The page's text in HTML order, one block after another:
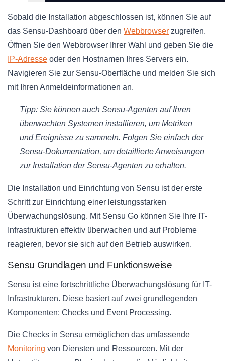
Sobald die Installation abgeschlossen ist, können Sie auf
das Sensu-Dashboard über den Webbrowser zugreifen.
Öffnen Sie den Webbrowser Ihrer Wahl und geben Sie die
IP-Adresse oder den Hostnamen Ihres Servers ein.
Navigieren Sie zur Sensu-Oberfläche und melden Sie sich
mit Ihren Anmeldeinformationen an.
Tipp: Sie können auch Sensu-Agenten auf Ihren
überwachten Systemen installieren, um Metriken
und Ereignisse zu sammeln. Folgen Sie einfach der
Sensu-Dokumentation, um detaillierte Anweisungen
zur Installation der Sensu-Agenten zu erhalten.
Die Installation und Einrichtung von Sensu ist der erste
Schritt zur Einrichtung einer leistungsstarken
Überwachungslösung. Mit Sensu Go können Sie Ihre IT-
Infrastrukturen effektiv überwachen und auf Probleme
reagieren, bevor sie sich auf den Betrieb auswirken.
Sensu Grundlagen und Funktionsweise
Sensu ist eine fortschrittliche Überwachungslösung für IT-
Infrastrukturen. Diese basiert auf zwei grundlegenden
Komponenten: Checks und Event Processing.
Die Checks in Sensu ermöglichen das umfassende
Monitoring von Diensten und Ressourcen. Mit der